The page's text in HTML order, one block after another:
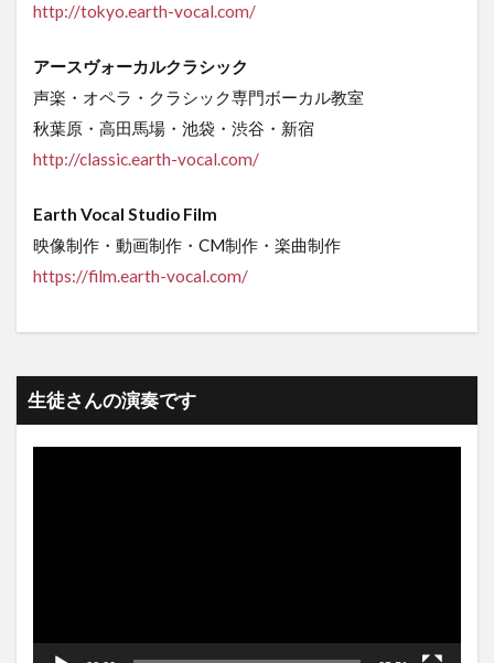
http://tokyo.earth-vocal.com/
アースヴォーカルクラシック
声楽・オペラ・クラシック専門ボーカル教室
秋葉原・高田馬場・池袋・渋谷・新宿
http://classic.earth-vocal.com/
Earth Vocal Studio Film
映像制作・動画制作・CM制作・楽曲制作
https://film.earth-vocal.com/
生徒さんの演奏です
動